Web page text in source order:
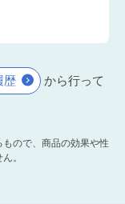
歴
から行って
ので、商品の効果や性
。